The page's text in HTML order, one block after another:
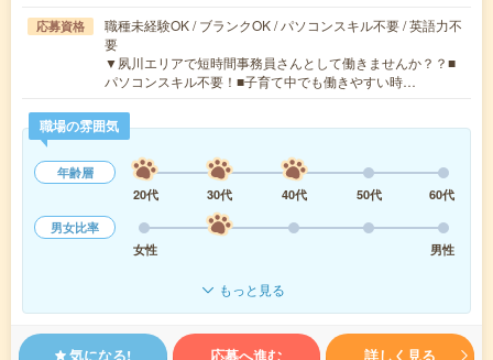
応募資格
職種未経験OK / ブランクOK / パソコンスキル不要 / 英語力不
要
▼夙川エリアで短時間事務員さんとして働きませんか？？■
パソコンスキル不要！■子育て中でも働きやすい時…
職場の雰囲気
年齢層
20代
30代 40代 50代
60代
男女比率
女性
男性
もっと見る
気になる! 応募へ進む 詳しく見る